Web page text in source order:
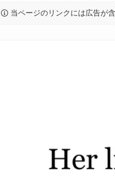
当ページのリンクには広告が